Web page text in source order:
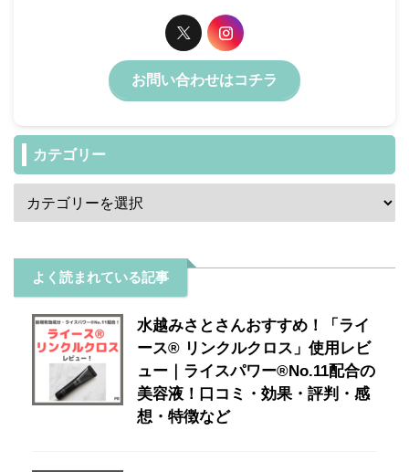
お問い合わせはコチラ
カテゴリー
よく読まれている記事
水越みさとさんおすすめ！「ライ
ース® リンクルクロス」使用レビ
ュー｜ライスパワー®No.11配合の
美容液！口コミ・効果・評判・感
想・特徴など